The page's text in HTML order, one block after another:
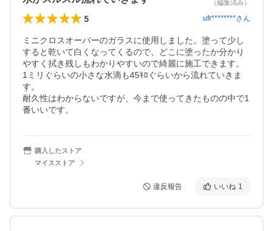
（編集済み）
5 ufr********さん
ミニクロスオーバーのガラスに使用しました。塗って少し
すると乾いて白くなってくるので、どこに塗ったか分かり
やすく拭き残しもわかりやすいので綺麗に施工できます。
1ミリぐらいの小さな水滴も45ｷﾛぐらいから流れていきま
す。
耐久性はわからないですが、今まで使ってきたものの中で1
番いいです。
購入したストア
マイスストア
違反報告 いいね 1